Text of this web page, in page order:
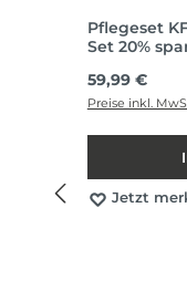
Pflegeset
Set 20%
Regulärer
59,99 €
Preise inkl.
Jetzt